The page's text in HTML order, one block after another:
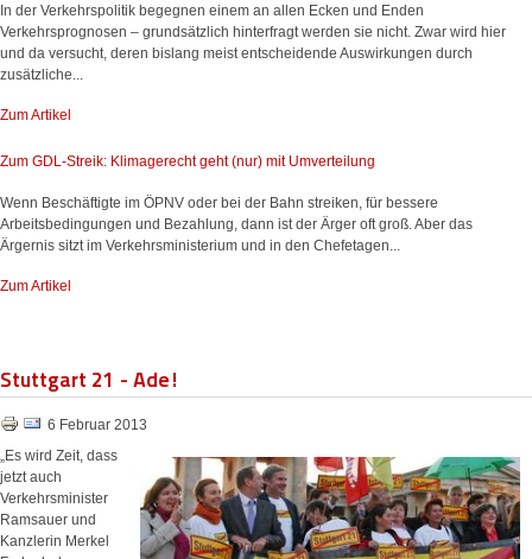
In der Verkehrspolitik begegnen einem an allen Ecken und Enden
Verkehrsprognosen – grundsätzlich hinterfragt werden sie nicht. Zwar wird hier
und da versucht, deren bislang meist entscheidende Auswirkungen durch
zusätzliche...
Zum Artikel
Zum GDL-Streik: Klimagerecht geht (nur) mit Umverteilung
Wenn Beschäftigte im ÖPNV oder bei der Bahn streiken, für bessere
Arbeitsbedingungen und Bezahlung, dann ist der Ärger oft groß. Aber das
Ärgernis sitzt im Verkehrsministerium und in den Chefetagen...
Zum Artikel
Stuttgart 21 - Ade!
6 Februar 2013
„Es wird Zeit, dass
jetzt auch
Verkehrsminister
Ramsauer und
Kanzlerin Merkel